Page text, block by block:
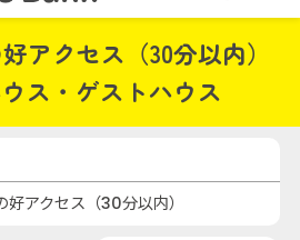
アクセス（30分以内）
ス・ゲストハウス
好アクセス（30分以内）